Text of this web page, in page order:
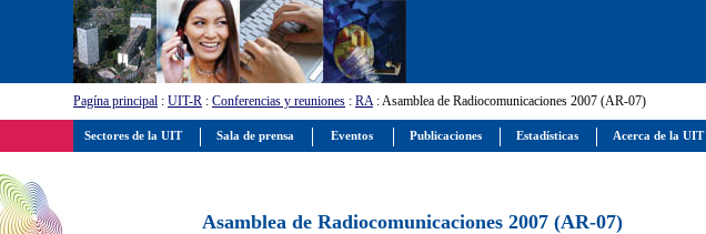
Pagína principal : UIT-R : Conferencias y reuniones : RA: Asamblea de Radiocomunicaciones 2007 (AR-07)
Asamblea de Radiocomunicaciones 2007 (AR-07)
Sectores de la UIT Sala de prensa Eventos Publicaciones Estadísticas Acerca de la UIT